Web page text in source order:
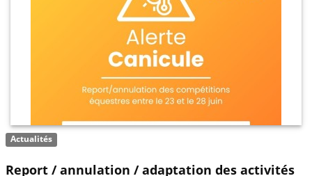
Actualités
Report / annulation / adaptation des activités